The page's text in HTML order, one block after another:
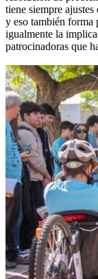
tiene siempre
y eso también forma
igualmente la
patrocinadoras que